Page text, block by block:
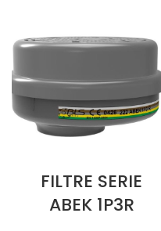
FILTRE SERIE
ABEK 1P3R